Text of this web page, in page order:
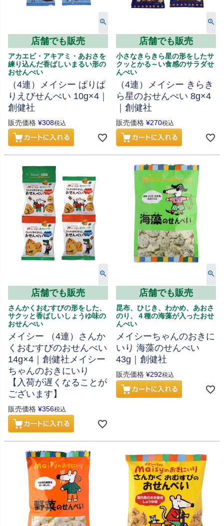
店舗でも販売
アカエビ・アキアミ・あおさを
練り込んだ香ばしいまるい形の
おせんべい
（4連）メイシー ぱりぱ
りえびせんべい 10g×4｜
創健社
販売価格 ¥308税込
店舗でも販売
小さなきらきら星の形をしたサ
クッとかる～い食感のサラダせ
んべい
（4連）メイシー きらき
ら星のおせんべい 8g×4
｜創健社
販売価格 ¥270税込
店舗でも販売
さんかくおむすびの形をした、
サクッと香ばしいしょうゆ味の
おせんべい
メイシー （4連）さんか
くおむすびのおせんべい
14g×4｜創健社メイシー
ちゃんのおきにいり
【入荷が遅くなることが
ございます】
販売価格 ¥356税込
店舗でも販売
昆布、ひじき、わかめ、あおさ
のり、４種の海藻が入ったおせ
んべい
メイシーちゃんのおきに
いり 海藻のせんべい
43g｜創健社
販売価格 ¥292税込